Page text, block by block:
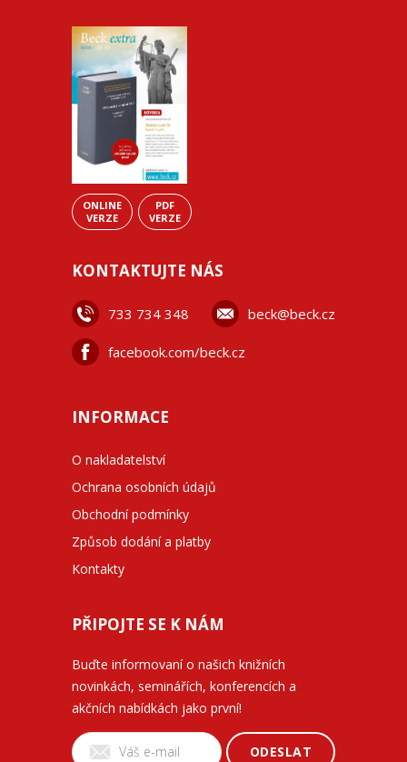
ONLINE
VERZE
PDF
VERZE
KONTAKTUJTE NÁS
733 734 348 beck@beck.cz
facebook.com/beck.cz
INFORMACE
O nakladatelství
Ochrana osobních údajů
Obchodní podmínky
Způsob dodání a platby
Kontakty
PŘIPOJTE SE K NÁM
Buďte informovaní o našich knižních
novinkách, seminářích, konferencích a
akčních nabídkách jako první!
ODESLAT